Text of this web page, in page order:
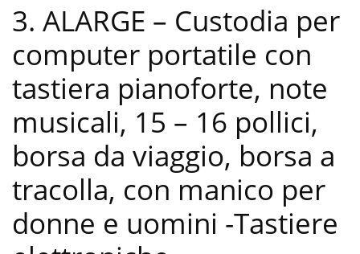
3. ALARGE – Custodia per
computer portatile con
tastiera pianoforte, note
musicali, 15 – 16 pollici,
borsa da viaggio, borsa a
tracolla, con manico per
donne e uomini -Tastiere